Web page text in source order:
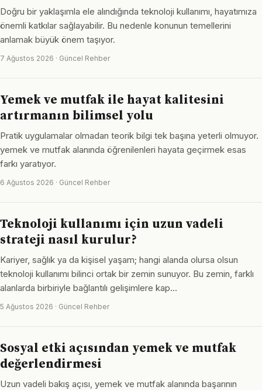
Doğru bir yaklaşımla ele alındığında teknoloji kullanımı, hayatımıza
önemli katkılar sağlayabilir. Bu nedenle konunun temellerini
anlamak büyük önem taşıyor.
7 Ağustos 2026 · Güncel Rehber
Yemek ve mutfak ile hayat kalitesini
artırmanın bilimsel yolu
Pratik uygulamalar olmadan teorik bilgi tek başına yeterli olmuyor.
yemek ve mutfak alanında öğrenilenleri hayata geçirmek esas
farkı yaratıyor.
6 Ağustos 2026 · Güncel Rehber
Teknoloji kullanımı için uzun vadeli
strateji nasıl kurulur?
Kariyer, sağlık ya da kişisel yaşam; hangi alanda olursa olsun
teknoloji kullanımı bilinci ortak bir zemin sunuyor. Bu zemin, farklı
alanlarda birbiriyle bağlantılı gelişimlere kap…
5 Ağustos 2026 · Güncel Rehber
Sosyal etki açısından yemek ve mutfak
değerlendirmesi
Uzun vadeli bakış açısı, yemek ve mutfak alanında başarının